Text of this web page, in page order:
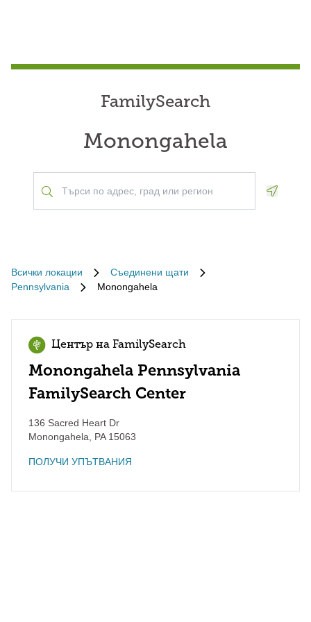
FamilySearch
Monongahela
Всички локации
Съединени щати
Pennsylvania
Monongahela
Център на FamilySearch
Monongahela Pennsylvania
FamilySearch Center
136 Sacred Heart Dr
Monongahela
PA15063
ПОЛУЧИ УПЪТВАНИЯ